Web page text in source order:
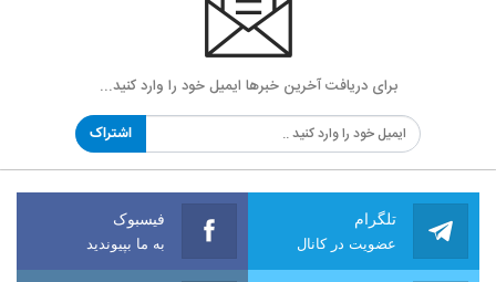
برای دریافت آخرین خبرها ایمیل خود را وارد کنید...
اشتراک
تلگرام
عضویت در کانال
فیسبوک
به ما بپیوندید